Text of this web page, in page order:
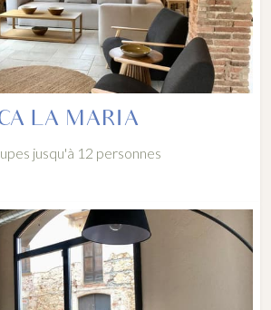
LA MARIA
jusqu'à 12 personnes